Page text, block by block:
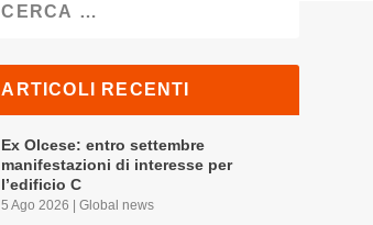
ARTICOLI RECENTI
Ex Olcese: entro settembre
manifestazioni di interesse per
l’edificio C
5 Ago 2026 |Global news